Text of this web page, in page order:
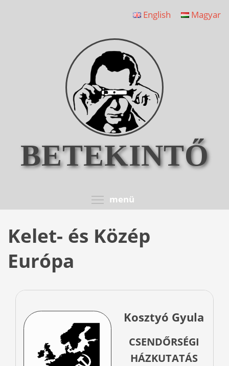
English Magyar
BETEKINTŐ
menü
Kelet- és Közép
Európa
Kosztyó Gyula
CSENDŐRSÉGI
HÁZKUTATÁS